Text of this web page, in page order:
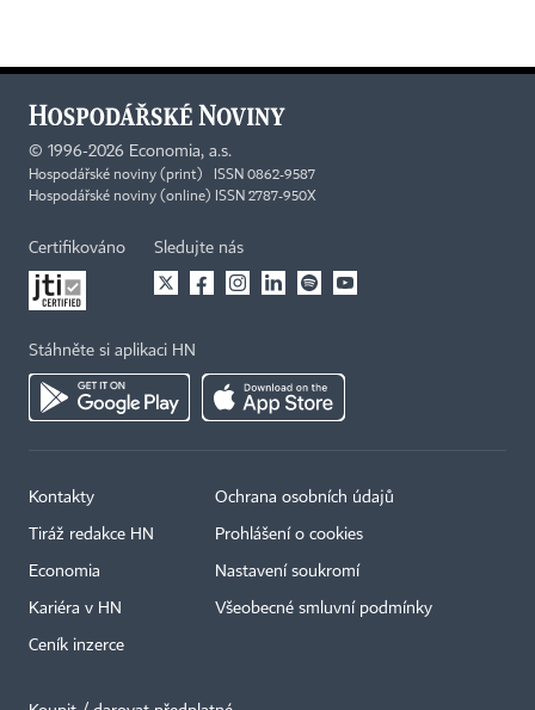
© 1996-2026 Economia, a.s.
Hospodářské noviny (print) ISSN 0862-9587
Hospodářské noviny (online) ISSN 2787-950X
Certifikováno Sledujte nás
Stáhněte si aplikaci HN
Kontakty
Tiráž redakce HN
Economia
Kariéra v HN
Ceník inzerce
Ochrana osobních údajů
Prohlášení o cookies
Nastavení soukromí
Všeobecné smluvní podmínky